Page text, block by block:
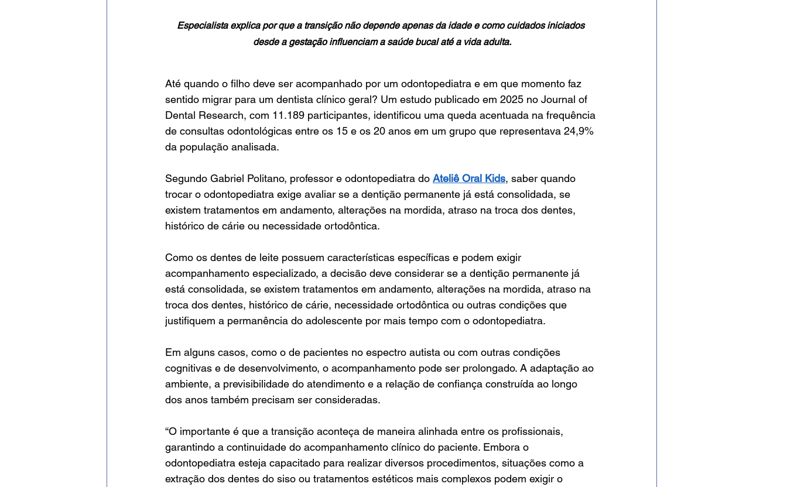
Especialista explica por que a transição não depende apenas da idade e como cuidados iniciados
desde a gestação influenciam a saúde bucal até a vida adulta.
Até quando o filho deve ser acompanhado por um odontopediatra e em que momento faz
sentido migrar para um dentista clínico geral? Um estudo publicado em 2025 no Journal of
Dental Research, com 11.189 participantes, identificou uma queda acentuada na frequência
de consultas odontológicas entre os 15 e os 20 anos em um grupo que representava 24,9%
da população analisada.
Segundo Gabriel Politano, professor e odontopediatra do Ateliê Oral Kids, saber quando
trocar o odontopediatra exige avaliar se a dentição permanente já está consolidada, se
existem tratamentos em andamento, alterações na mordida, atraso na troca dos dentes,
histórico de cárie ou necessidade ortodôntica.
Como os dentes de leite possuem características específicas e podem exigir
acompanhamento especializado, a decisão deve considerar se a dentição permanente já
está consolidada, se existem tratamentos em andamento, alterações na mordida, atraso na
troca dos dentes, histórico de cárie, necessidade ortodôntica ou outras condições que
justifiquem a permanência do adolescente por mais tempo com o odontopediatra.
Em alguns casos, como o de pacientes no espectro autista ou com outras condições
cognitivas e de desenvolvimento, o acompanhamento pode ser prolongado. A adaptação ao
ambiente, a previsibilidade do atendimento e a relação de confiança construída ao longo
dos anos também precisam ser consideradas.
“O importante é que a transição aconteça de maneira alinhada entre os profissionais,
garantindo a continuidade do acompanhamento clínico do paciente. Embora o
odontopediatra esteja capacitado para realizar diversos procedimentos, situações como a
extração dos dentes do siso ou tratamentos estéticos mais complexos podem exigir o